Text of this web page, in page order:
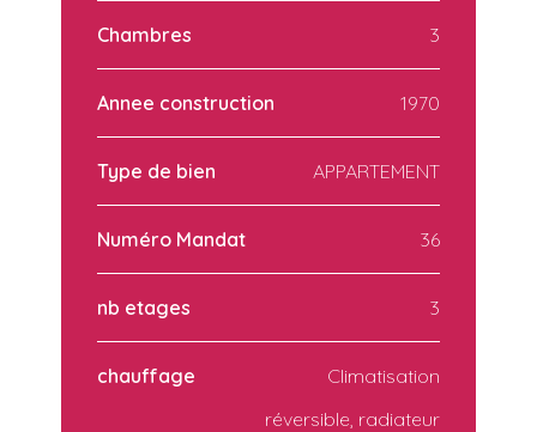
Chambres 3
Annee construction 1970
Type de bien APPARTEMENT
Numéro Mandat 36
nb etages 3
chauffage
Climatisation
réversible, radiateur